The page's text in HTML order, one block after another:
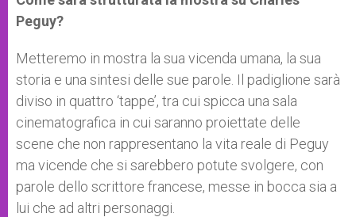
Peguy?
Metteremo in mostra la sua vicenda umana, la sua
storia e una sintesi delle sue parole. Il padiglione sarà
diviso in quattro ‘tappe’, tra cui spicca una sala
cinematografica in cui saranno proiettate delle
scene che non rappresentano la vita reale di Peguy
ma vicende che si sarebbero potute svolgere, con
parole dello scrittore francese, messe in bocca sia a
lui che ad altri personaggi.